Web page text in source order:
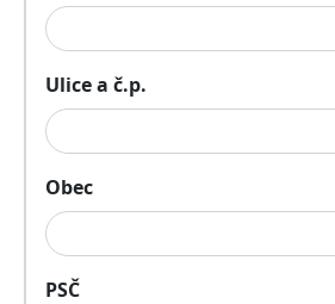
Ulice a č.p.
Obec
PSČ